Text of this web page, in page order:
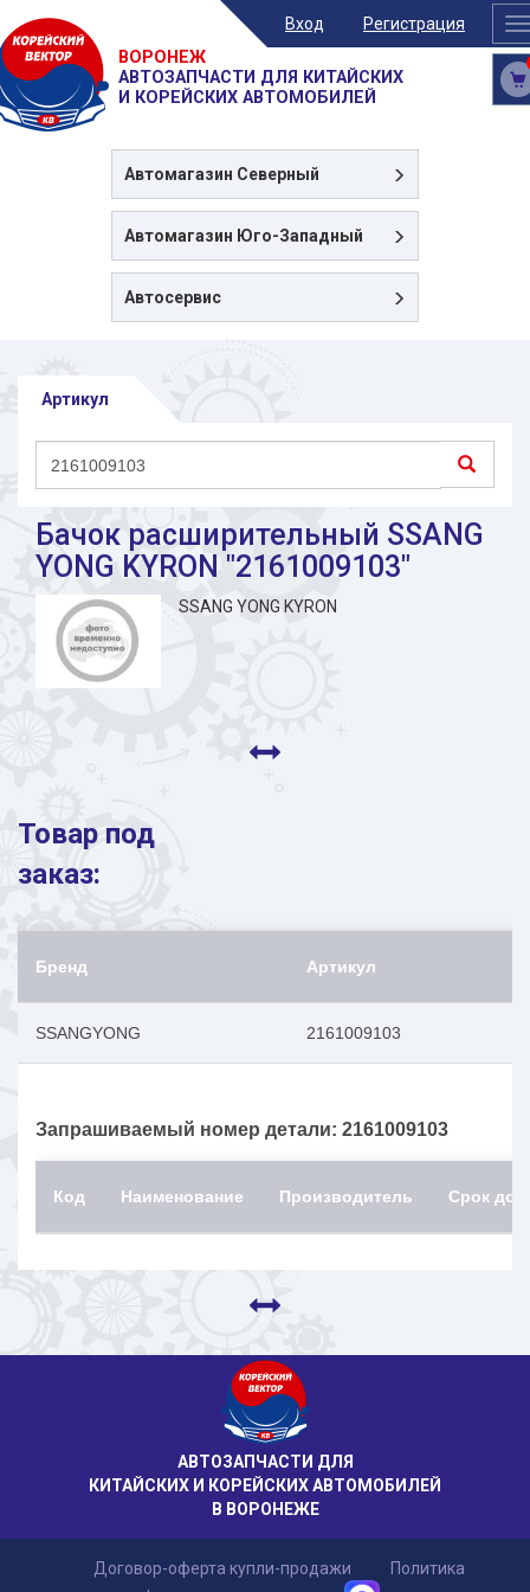
Вход Регистрация
ВОРОНЕЖ
АВТОЗАПЧАСТИ ДЛЯ КИТАЙСКИХ
И КОРЕЙСКИХ АВТОМОБИЛЕЙ
Автомагазин Северный
Автомагазин Юго-Западный
Автосервис
Артикул
Бачок расширительный SSANG
YONG KYRON "2161009103"
SSANG YONG KYRON
Товар под
заказ:
Бренд Артикул
SSANGYONG 2161009103
Запрашиваемый номер детали: 2161009103
Код Наименование Производитель Срок
АВТОЗАПЧАСТИ ДЛЯ
КИТАЙСКИХ И КОРЕЙСКИХ АВТОМОБИЛЕЙ
В ВОРОНЕЖЕ
Договор-оферта купли-продажи
Политика